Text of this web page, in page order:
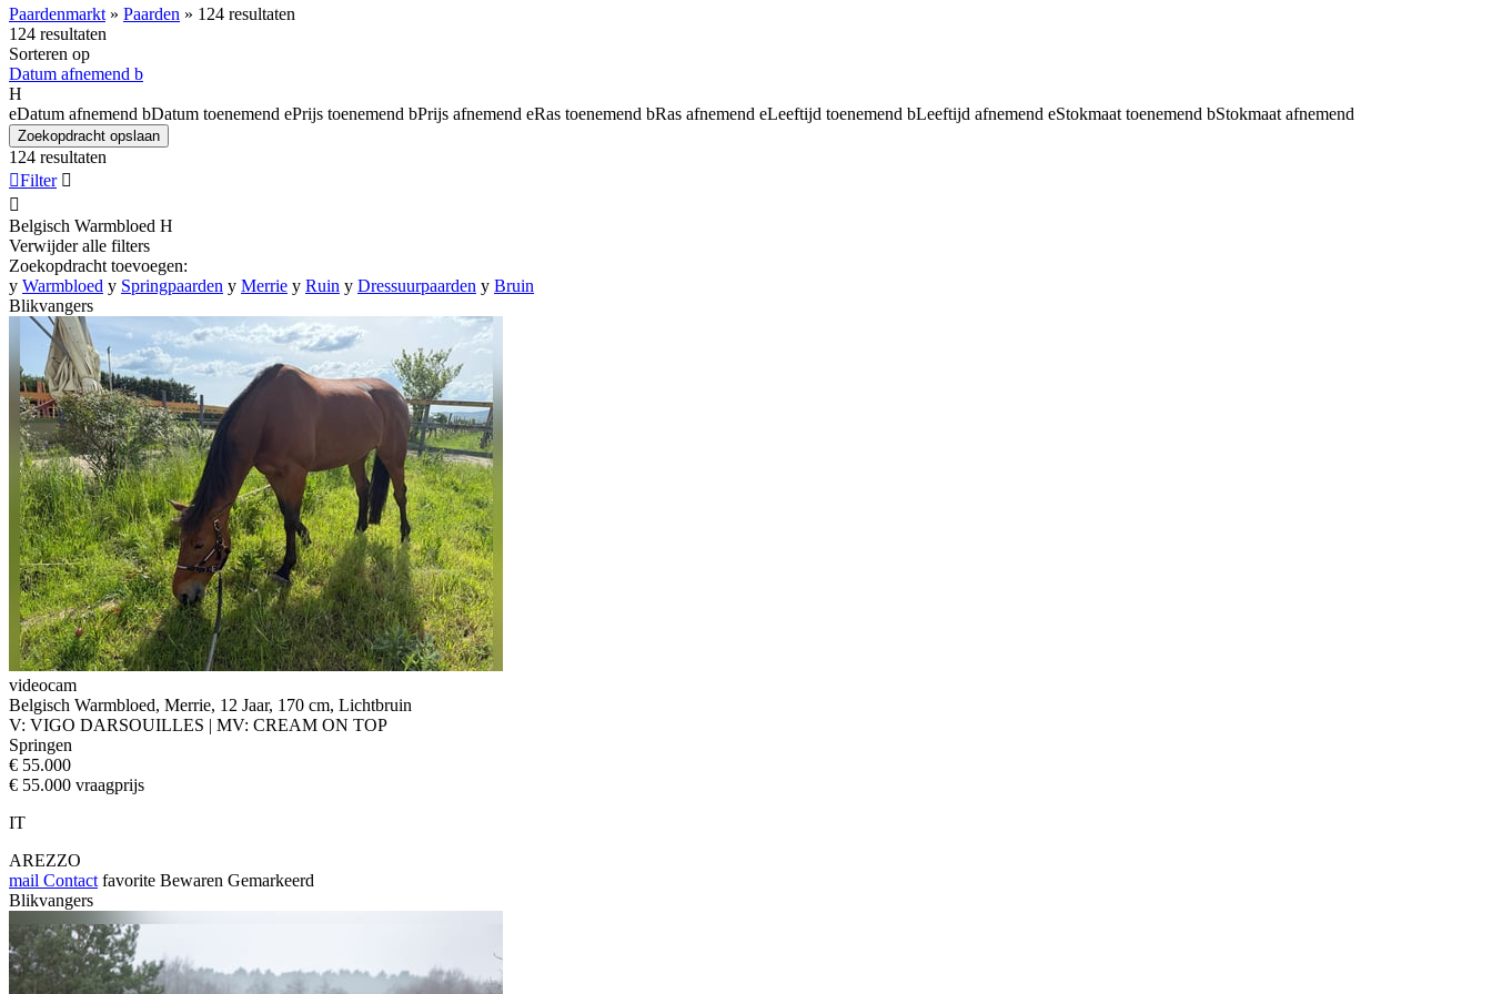
Paardenmarkt » Paarden » 124 resultaten
124 resultaten
Sorteren op
Datum afnemend b
H
eDatum afnemend bDatum toenemend ePrijs toenemend bPrijs afnemend eRas toenemend bRas afnemend eLeeftijd toenemend bLeeftijd afnemend eStokmaat toenemend bStokmaat afnemend
Zoekopdracht opslaan
124 resultaten
Filter 

Belgisch Warmbloed H
Verwijder alle filters
Zoekopdracht toevoegen:
y Warmbloed y Springpaarden y Merrie y Ruin y Dressuurpaarden y Bruin
Blikvangers
videocam
Belgisch Warmbloed, Merrie, 12 Jaar, 170 cm, Lichtbruin
V: VIGO DARSOUILLES | MV: CREAM ON TOP
Springen
€ 55.000
€ 55.000 vraagprijs
IT
AREZZO
mail Contact favorite Bewaren Gemarkeerd
Blikvangers